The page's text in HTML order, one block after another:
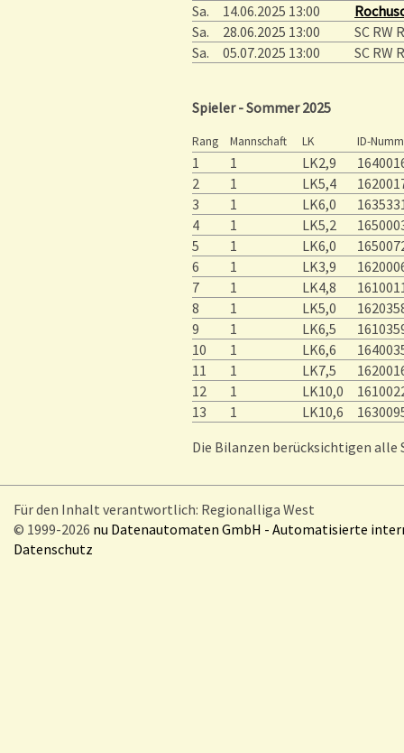
Sa.
14.06.2025 13:00
Sa.
28.06.2025 13:00
SC RW
Sa.
05.07.2025 13:00 SC RW
Spieler - Sommer 2025
Rang Mannschaft LK ID-
1 1 LK2,9
2
1 LK5,4
3
1 LK6,0
4
1 LK5,2
5
1 LK6,0
6
1 LK3,9
7
1 LK4,8
8
1 LK5,0
9
1 LK6,5
10
1 LK6,6
11
1 LK7,5
12
1 LK10,0
13
1 LK10,6
Die Bilanzen berücksichtigen alle
Für den Inhalt verantwortlich: Regionalliga West
© 1999-2026 nu Datenautomaten GmbH - Automatisierte
Datenschutz